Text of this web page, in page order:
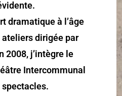
dramatique à l’âge
ateliers dirigée par
2008, j’intègre le
Intercommunal